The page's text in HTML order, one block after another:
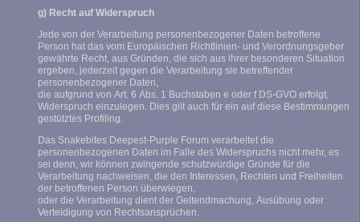
g) Recht auf Widerspruch
Jede von der Verarbeitung personenbezogener Daten betroffene
Person hat das vom Europäischen Richtlinien- und Verordnungsgeber
gewährte Recht, aus Gründen, die sich aus ihrer besonderen Situation
ergeben, jederzeit gegen die Verarbeitung sie betreffender
personenbezogener Daten,
die aufgrund von Art. 6 Abs. 1 Buchstaben e oder f DS-GVO erfolgt,
Widerspruch einzulegen. Dies gilt auch für ein auf diese Bestimmungen
gestütztes Profiling.
Das Snakebites Deepest-Purple Forum verarbeitet die
personenbezogenen Daten im Falle des Widerspruchs nicht mehr, es
sei denn, wir können zwingende schutzwürdige Gründe für die
Verarbeitung nachweisen, die den Interessen, Rechten und Freiheiten
der betroffenen Person überwiegen,
oder die Verarbeitung dient der Geltendmachung, Ausübung oder
Verteidigung von Rechtsansprüchen.